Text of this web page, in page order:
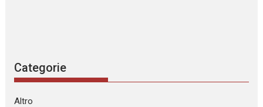
Categorie
Altro